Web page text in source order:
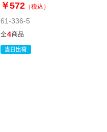
￥572 （税込）
61-336-5
全4商品